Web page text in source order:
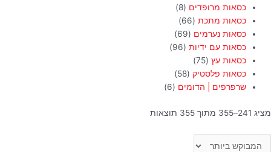
כסאות מרופדים (8)
כסאות מתכת (66)
כסאות נערמים (69)
כסאות עם ידיות (96)
כסאות עץ (75)
כסאות פלסטיק (58)
שרפרפים | הדומים (6)
מציג 241–355 מתוך 355 תוצאות